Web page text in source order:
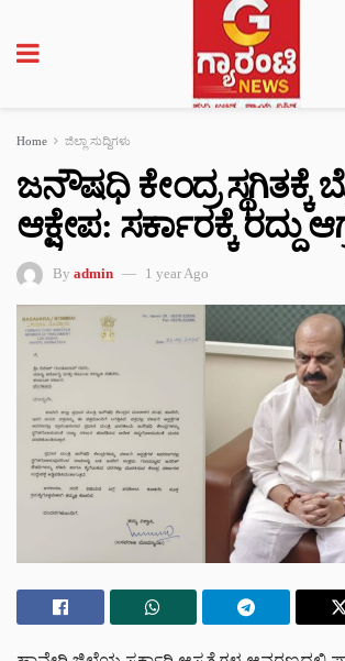
Home ಜಿಲ್ಲಾ ಸುದ್ದಿಗಳು
ಜನೌಷಧಿ ಕೇಂದ್ರ ಸ್ಥಗಿತಕ್ಕೆ
ಆಕ್ಷೇಪ: ಸರ್ಕಾರಕ್ಕೆ ರದ್ದು
By admin 1 year Ago